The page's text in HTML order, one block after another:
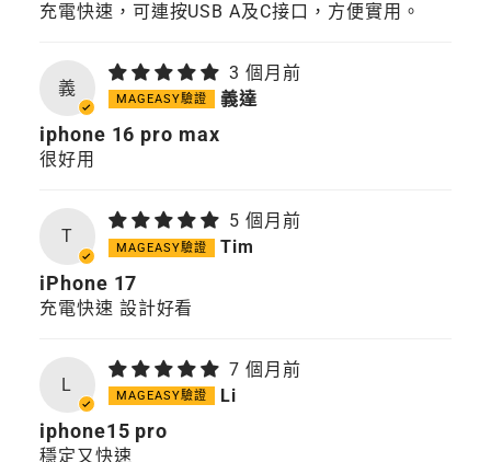
充電快速，可連按USB A及C接口，方便實用。
義
3 個月前
義達
iphone 16 pro max
很好用
T
5 個月前
Tim
iPhone 17
充電快速 設計好看
L
7 個月前
Li
iphone15 pro
穩定又快速